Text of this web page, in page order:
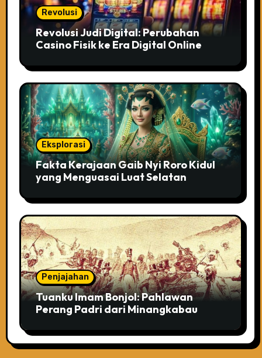
Revolusi
Revolusi Judi Digital: Perubahan
Casino Fisik ke Era Digital Online
Eksplorasi
Fakta Kerajaan Gaib Nyi Roro Kidul
yang Menguasai Luat Selatan
Penjajahan
Tuanku Imam Bonjol: Pahlawan
Perang Padri dari Minangkabau